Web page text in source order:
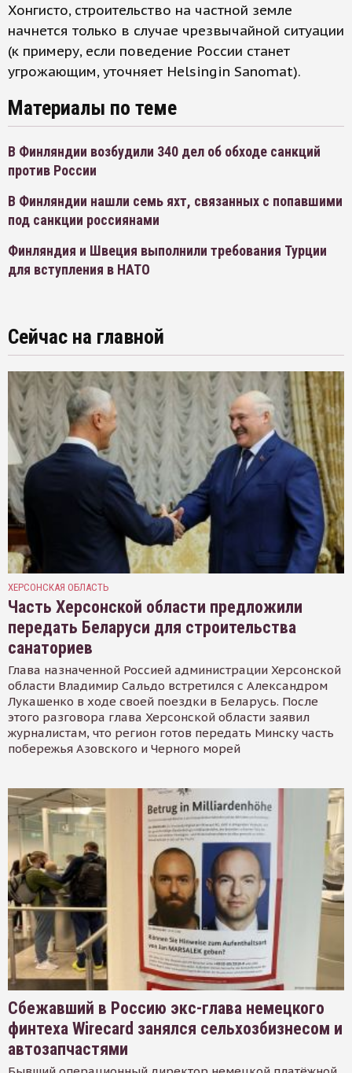
Хонгисто, строительство на частной земле
начнется только в случае чрезвычайной ситуации
(к примеру, если поведение России станет
угрожающим, уточняет Helsingin Sanomat).
Материалы по теме
В Финляндии возбудили 340 дел об обходе санкций
против России
В Финляндии нашли семь яхт, связанных с попавшими
под санкции россиянами
Финляндия и Швеция выполнили требования Турции
для вступления в НАТО
Сейчас на главной
ХЕРСОНСКАЯ ОБЛАСТЬ
Часть Херсонской области предложили
передать Беларуси для строительства
санаториев
Глава назначенной Россией администрации Херсонской
области Владимир Сальдо встретился с Александром
Лукашенко в ходе своей поездки в Беларусь. После
этого разговора глава Херсонской области заявил
журналистам, что регион готов передать Минску часть
побережья Азовского и Черного морей
Сбежавший в Россию экс-глава немецкого
финтеха Wirecard занялся сельхозбизнесом и
автозапчастями